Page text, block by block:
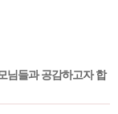
관은 국가대표 멀티
다양한 분야에서
신으로 한반도평화
깨달음을 꾸밈없이
님들과 공감하고자 합